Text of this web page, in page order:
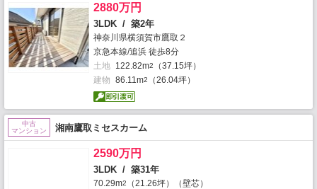
2880万円
3LDK / 築2年
神奈川県横須賀市鷹取２
京急本線/追浜 徒歩8分
土地 122.82m2
（37.15坪）
建物 86.11m2 （26.04坪）
中古
マンション
湘南鷹取ミセスカーム
2590万円
3LDK / 築31年
70.29m2
（21.26坪）（壁芯）